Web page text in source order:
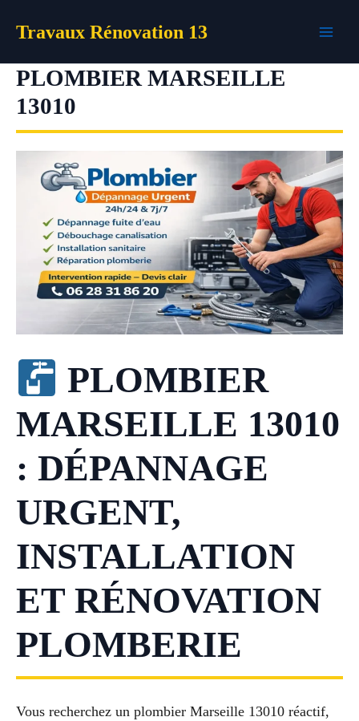
Travaux Rénovation 13
PLOMBIER MARSEILLE
13010
PLOMBIER
MARSEILLE 13010
: DÉPANNAGE
URGENT,
INSTALLATION
ET RÉNOVATION
PLOMBERIE
Vous recherchez un plombier Marseille 13010 réactif,